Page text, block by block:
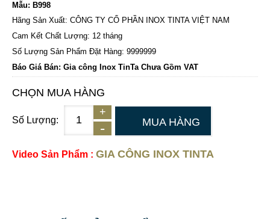
Mẫu: B998
Hãng Sản Xuất: CÔNG TY CỔ PHẦN INOX TINTA VIỆT NAM
Cam Kết Chất Lượng: 12 tháng
Số Lượng Sản Phẩm Đặt Hàng: 9999999
Báo Giá Bán: Gia công Inox TinTa Chưa Gồm VAT
CHỌN MUA HÀNG
Số Lượng: MUA HÀNG
Video Sản Phẩm : GIA CÔNG INOX TINTA